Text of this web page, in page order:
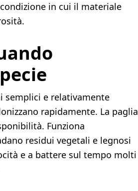
in cui il materiale
semplici e relativamente
rapidamente. La paglia
Funziona
residui vegetali e legnosi
e a battere sul tempo molti